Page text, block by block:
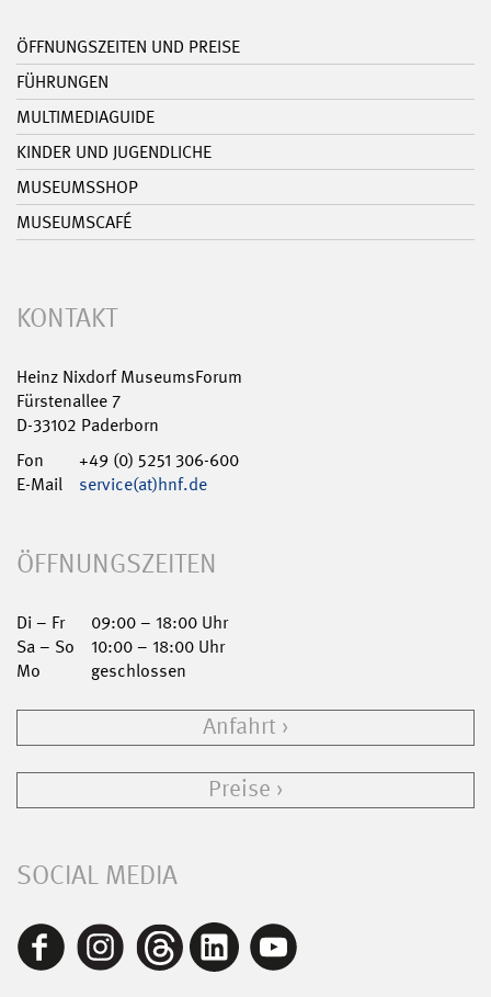
ÖFFNUNGSZEITEN UND PREISE
FÜHRUNGEN
MULTIMEDIAGUIDE
KINDER UND JUGENDLICHE
MUSEUMSSHOP
MUSEUMSCAFÉ
KONTAKT
Heinz Nixdorf MuseumsForum
Fürstenallee 7
D-33102 Paderborn
Fon
+49 (0) 5251 306-600
E-Mail
service(at)hnf.de
ÖFFNUNGSZEITEN
Di – Fr
09:00 – 18:00 Uhr
Sa – So
10:00 – 18:00 Uhr
Mo
geschlossen
Anfahrt
Preise
SOCIAL MEDIA